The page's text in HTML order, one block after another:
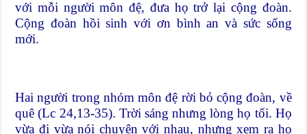
với mỗi người môn đệ, đưa họ trở lại cộng đoàn.
Cộng đoàn hồi sinh với ơn bình an và sức sống
mới.
Hai người trong nhóm môn đệ rời bỏ cộng đoàn, về
quê (Lc 24,13-35). Trời sáng nhưng lòng họ tối. Họ
vừa đi vừa nói chuyện với nhau, nhưng xem ra họ